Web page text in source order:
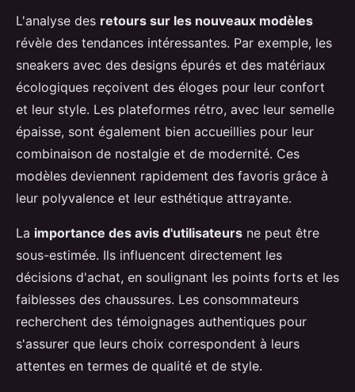
L'analyse des retours sur les nouveaux modèles
révèle des tendances intéressantes. Par exemple, les
sneakers avec des designs épurés et des matériaux
écologiques reçoivent des éloges pour leur confort
et leur style. Les plateformes rétro, avec leur semelle
épaisse, sont également bien accueillies pour leur
combinaison de nostalgie et de modernité. Ces
modèles deviennent rapidement des favoris grâce à
leur polyvalence et leur esthétique attrayante.
La importance des avis d'utilisateurs ne peut être
sous-estimée. Ils influencent directement les
décisions d'achat, en soulignant les points forts et les
faiblesses des chaussures. Les consommateurs
recherchent des témoignages authentiques pour
s'assurer que leurs choix correspondent à leurs
attentes en termes de qualité et de style.